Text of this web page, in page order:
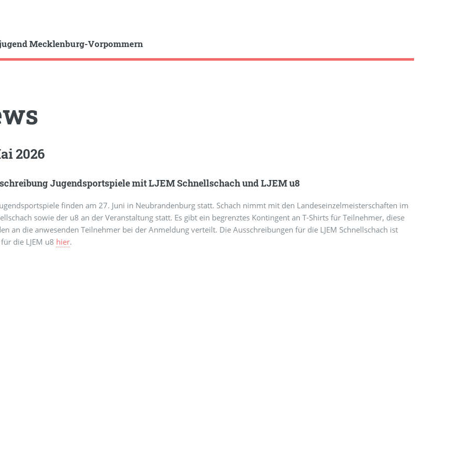
Mecklenburg-Vorpommern
2026
Jugendsportspiele mit LJEM Schnellschach und LJEM u8
finden am 27. Juni in Neubrandenburg statt. Schach nimmt mit den Landeseinzelmeisterschaften im
sowie der u8 an der Veranstaltung statt. Es gibt ein begrenztes Kontingent an T-Shirts für Teilnehmer, diese
an die anwesenden Teilnehmer bei der Anmeldung verteilt. Die Ausschreibungen für die LJEM Schnellschach ist
die LJEM u8 hier.